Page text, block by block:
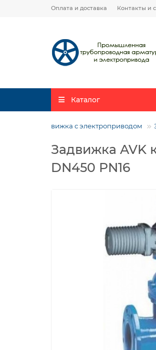
Оплата и доставка Контакты и
Каталог
Задвижка с электроприводом
Задвижка AVK
DN450 PN16